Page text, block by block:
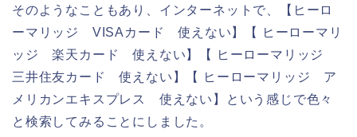
そのようなこともあり、インターネットで、【ヒーロ
ーマリッジ VISAカード 使えない】【 ヒーローマリ
ッジ 楽天カード 使えない】【 ヒーローマリッジ
三井住友カード 使えない】【 ヒーローマリッジ ア
メリカンエキスプレス 使えない】という感じで色々
と検索してみることにしました。